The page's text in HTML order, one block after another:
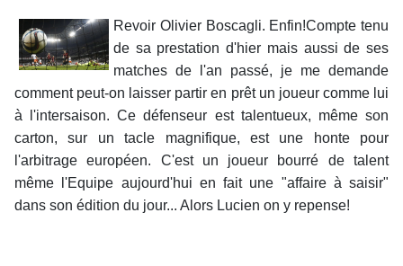
Revoir Olivier Boscagli. Enfin!Compte tenu
de sa prestation d'hier mais aussi de ses
matches de l'an passé, je me demande
comment peut-on laisser partir en prêt un joueur comme lui
à l'intersaison. Ce défenseur est talentueux, même son
carton, sur un tacle magnifique, est une honte pour
l'arbitrage européen. C'est un joueur bourré de talent
même l'Equipe aujourd'hui en fait une "affaire à saisir"
dans son édition du jour... Alors Lucien on y repense!